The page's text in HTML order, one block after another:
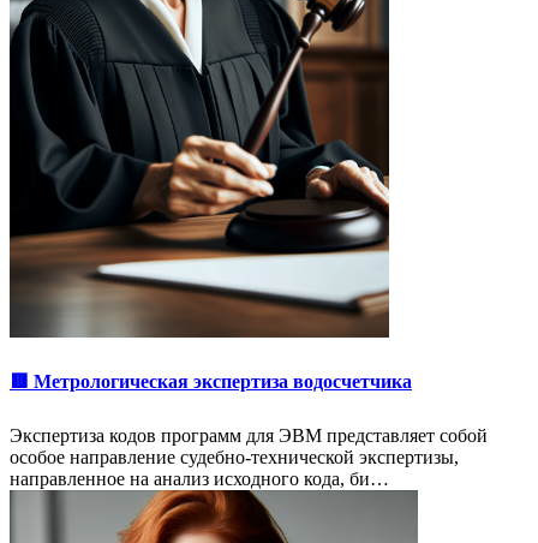
🟥 Метрологическая экспертиза водосчетчика
Экспертиза кодов программ для ЭВМ представляет собой
особое направление судебно-технической экспертизы,
направленное на анализ исходного кода, би…